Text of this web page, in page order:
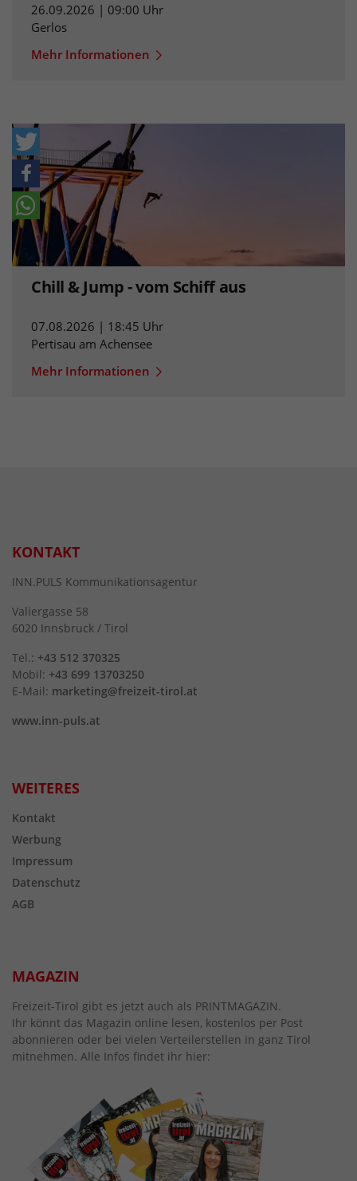
26.09.2026 | 09:00 Uhr
Gerlos
Mehr Informationen
Chill & Jump - vom Schiff aus
07.08.2026 | 18:45 Uhr
Pertisau am Achensee
Mehr Informationen
KONTAKT
INN.PULS Kommunikationsagentur
Valiergasse 58
6020 Innsbruck / Tirol
Tel.: +43 512 370325
Mobil: +43 699 13703250
E-Mail: marketing@freizeit-tirol.at
www.inn-puls.at
WEITERES
Kontakt
Werbung
Impressum
Datenschutz
AGB
MAGAZIN
Freizeit-Tirol gibt es jetzt auch als PRINTMAGAZIN.
Ihr könnt das Magazin online lesen, kostenlos per Post
abonnieren oder bei vielen Verteilerstellen in ganz Tirol
mitnehmen. Alle Infos findet ihr hier: